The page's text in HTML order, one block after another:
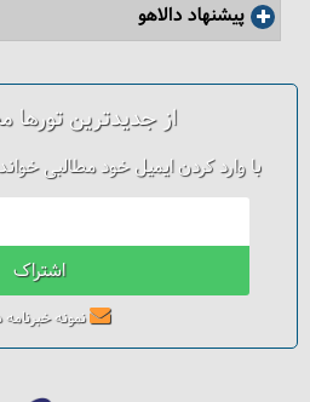
پیشنهاد دالاهو
از جدیدترین تورها
با وارد کردن ایمیل خود مطالبی
اشتراک
نمونه خبرنامه